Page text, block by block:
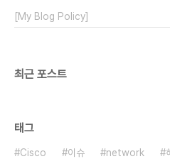
[My Blog Policy]
최근 포스트
태그
Cisco 이슈 network